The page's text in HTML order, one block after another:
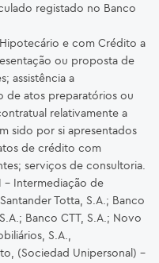
registado no Banco
e com Crédito a
ou proposta de
assistência a
de atos preparatórios ou
relativamente a
sido por si apresentados
de crédito com
serviços de consultoria.
– Intermediação de
Totta, S.A.; Banco
Banco CTT, S.A.; Novo
S.A.,
(Sociedad Unipersonal) -